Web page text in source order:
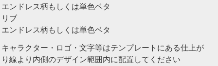
エンドレス柄もしくは単色ベタ
リブ
エンドレス柄もしくは単色ベタ
キャラクター・ロゴ・文字等はテンプレートにある仕上が
り線より内側のデザイン範囲内に配置してください